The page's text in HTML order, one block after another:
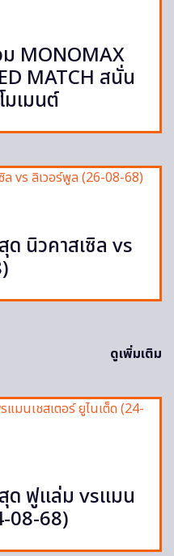
ม MONOMAX
MATCH สนั่น
มเมนต์
ด นิวคาสเซิล vs
ดูเพิ่มเติม
ด ฟูแล่ม vsแมน
08-68)